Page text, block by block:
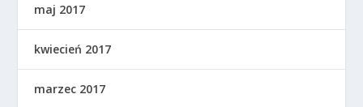
maj 2017
kwiecień 2017
marzec 2017